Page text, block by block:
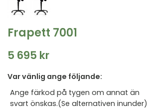
Frapett 7001
5 695 kr
Var vänlig ange följande:
Ange färkod på tygen om annat än
svart önskas.(Se alternativen inunder)